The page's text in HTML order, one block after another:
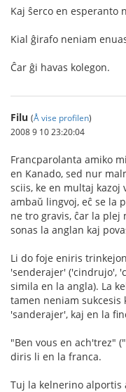
Kaj ŝerco en esperanto
Kial ĝirafo neniam
Ĉar ĝi havas kolegon.
Filu (Å vise profilen)
2008 9 10 23:20:04
Francparolanta amiko
en Kanado, sed nur
sciis, ke en multaj
ambaŭ lingvoj, eĉ se la
ne tro gravis, ĉar la plej
sonas la anglan kaj
Li do foje eniris
'senderajer' ('cindrujo',
simila en la angla). La
tamen neniam
'sanderajer', kaj en la
"Ben vous en ach'trez"
diris li en la franca.
Tuj la kelnerino alportis